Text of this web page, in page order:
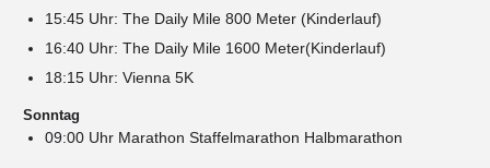
15:45 Uhr: The Daily Mile 800 Meter (Kinderlauf)
16:40 Uhr: The Daily Mile 1600 Meter(Kinderlauf)
18:15 Uhr: Vienna 5K
Sonntag
09:00 Uhr Marathon Staffelmarathon Halbmarathon